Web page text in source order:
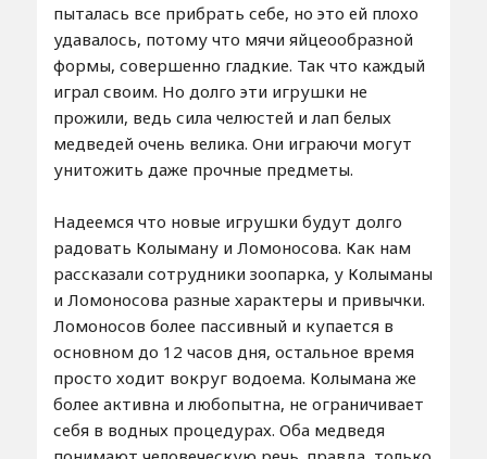
пыталась все прибрать себе, но это ей плохо
удавалось, потому что мячи яйцеообразной
формы, совершенно гладкие. Так что каждый
играл своим. Но долго эти игрушки не
прожили, ведь сила челюстей и лап белых
медведей очень велика. Они играючи могут
унитожить даже прочные предметы.
Надеемся что новые игрушки будут долго
радовать Колыману и Ломоносова. Как нам
рассказали сотрудники зоопарка, у Колыманы
и Ломоносова разные характеры и привычки.
Ломоносов более пассивный и купается в
основном до 12 часов дня, остальное время
просто ходит вокруг водоема. Колымана же
более активна и любопытна, не ограничивает
себя в водных процедурах. Оба медведя